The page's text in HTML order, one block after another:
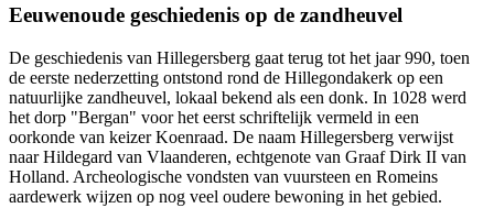
Eeuwenoude geschiedenis op de zandheuvel
De geschiedenis van Hillegersberg gaat terug tot het jaar 990, toen
de eerste nederzetting ontstond rond de Hillegondakerk op een
natuurlijke zandheuvel, lokaal bekend als een donk. In 1028 werd
het dorp "Bergan" voor het eerst schriftelijk vermeld in een
oorkonde van keizer Koenraad. De naam Hillegersberg verwijst
naar Hildegard van Vlaanderen, echtgenote van Graaf Dirk II van
Holland. Archeologische vondsten van vuursteen en Romeins
aardewerk wijzen op nog veel oudere bewoning in het gebied.